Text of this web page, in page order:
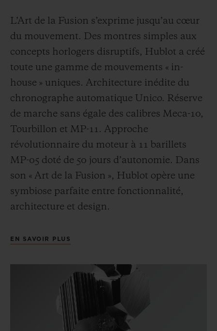
L’Art de la Fusion s’exprime jusqu’au cœur
du mouvement. Des montres simples aux
concepts horlogers disruptifs, Hublot a créé
toute une gamme de mouvements « in-
house » uniques. Architecture inédite du
chronographe automatique Unico. Réserve
de marche sans égale des calibres Meca-10,
Tourbillon et MP-11. Approche
révolutionnaire du moteur à 11 barillets
MP-05 doté de 50 jours d’autonomie. Dans
son « Art de la Fusion », Hublot opère une
symbiose parfaite entre fonctionnalité,
architecture et design.
EN SAVOIR PLUS